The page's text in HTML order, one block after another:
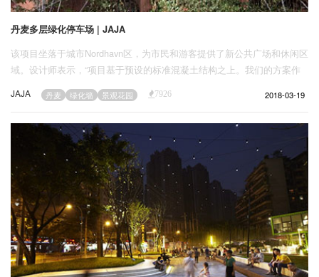
丹麦多层绿化停车场 | JAJA
该项目坐落于城市Nordhavn区，为市民和游客提供了新公共广场和休闲区
域。设计师表示，“项目基于预设的标准混凝土结构之上。我们的方案作
种植箱系统的基底，包含的绿化系统遮挡了停车场视线。
JAJA 丹麦 绿化墙 景观花园 7926 2018-03-19